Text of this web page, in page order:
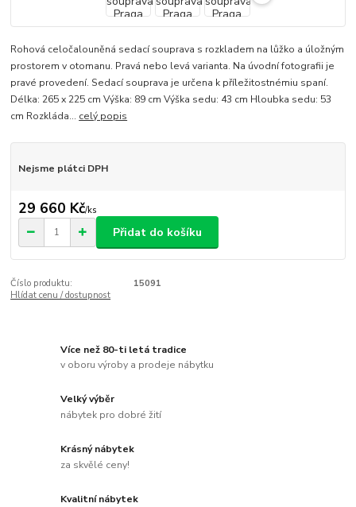
Rohová celočalouněná sedací souprava s rozkladem na lůžko a úložným
prostorem v otomanu. Pravá nebo levá varianta. Na úvodní fotografii je
pravé provedení. Sedací souprava je určena k příležitostnémiu spaní.
Délka: 265 x 225 cm Výška: 89 cm Výška sedu: 43 cm Hloubka sedu: 53
cm Rozkláda... celý popis
Nejsme plátci DPH
29 660 Kč/ks
Přidat do košíku
Číslo produktu:
15091
Hlídat cenu / dostupnost
Více než 80-ti letá tradice
v oboru výroby a prodeje nábytku
Velký výběr
nábytek pro dobré žití
Krásný nábytek
za skvělé ceny!
Kvalitní nábytek